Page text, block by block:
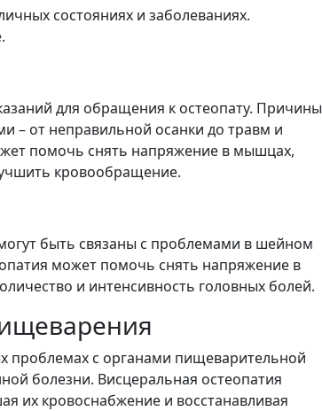
состояниях и заболеваниях.
для обращения к остеопату. Причины
– от неправильной осанки до травм и
помочь снять напряжение в мышцах,
кровообращение.
быть связаны с проблемами в шейном
может помочь снять напряжение в
и интенсивность головных болей.
проблемах с органами пищеварительной
болезни. Висцеральная остеопатия
их кровоснабжение и восстанавливая